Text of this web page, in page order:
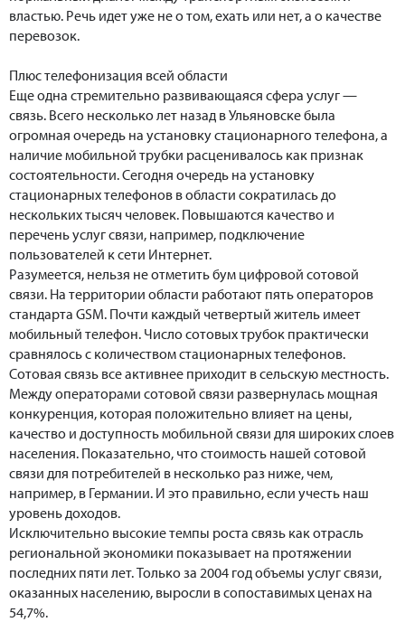
властью. Речь идет уже не о том, ехать или нет, а о качестве
перевозок.
Плюс телефонизация всей области
Еще одна стремительно развивающаяся сфера услуг —
связь. Всего несколько лет назад в Ульяновске была
огромная очередь на установку стационарного телефона, а
наличие мобильной трубки расценивалось как признак
состоятельности. Сегодня очередь на установку
стационарных телефонов в области сократилась до
нескольких тысяч человек. Повышаются качество и
перечень услуг связи, например, подключение
пользователей к сети Интернет.
Разумеется, нельзя не отметить бум цифровой сотовой
связи. На территории области работают пять операторов
стандарта GSM. Почти каждый четвертый житель имеет
мобильный телефон. Число сотовых трубок практически
сравнялось с количеством стационарных телефонов.
Сотовая связь все активнее приходит в сельскую местность.
Между операторами сотовой связи развернулась мощная
конкуренция, которая положительно влияет на цены,
качество и доступность мобильной связи для широких слоев
населения. Показательно, что стоимость нашей сотовой
связи для потребителей в несколько раз ниже, чем,
например, в Германии. И это правильно, если учесть наш
уровень доходов.
Исключительно высокие темпы роста связь как отрасль
региональной экономики показывает на протяжении
последних пяти лет. Только за 2004 год объемы услуг связи,
оказанных населению, выросли в сопоставимых ценах на
54,7%.